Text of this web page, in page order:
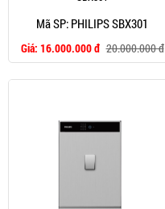
Mã SP: PHILIPS SBX301
Giá: 16.000.000 đ 20.000.000 đ